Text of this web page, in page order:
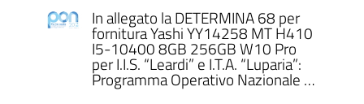
In allegato la DETERMINA 68 per
fornitura Yashi YY14258 MT H410
I5-10400 8GB 256GB W10 Pro
per I.I.S. “Leardi” e I.T.A. “Luparia”:
Programma Operativo Nazionale …